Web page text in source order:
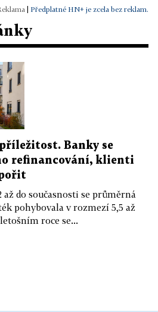
Předplatné HN+ je zcela bez reklam.
Banky se
refinancování, klienti
do současnosti se průměrná
pohybovala v rozmezí 5,5 až
roce se...